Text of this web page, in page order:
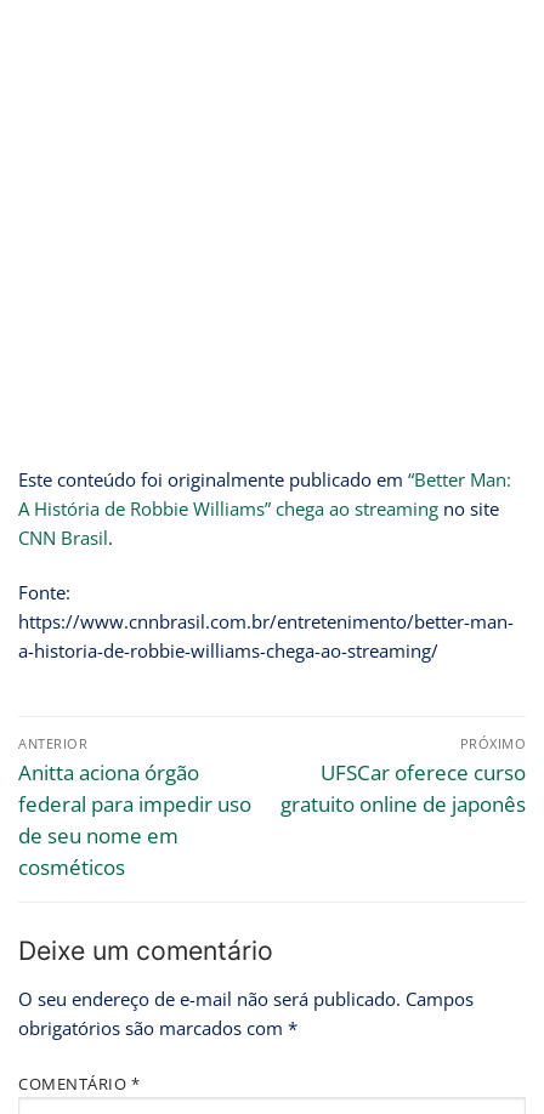
Este conteúdo foi originalmente publicado em “Better Man:
A História de Robbie Williams” chega ao streaming no site
CNN Brasil.
Fonte:
https://www.cnnbrasil.com.br/entretenimento/better-man-
a-historia-de-robbie-williams-chega-ao-streaming/
ANTERIOR
Anitta aciona órgão
federal para impedir uso
de seu nome em
cosméticos
PRÓXIMO
UFSCar oferece curso
gratuito online de japonês
Deixe um comentário
O seu endereço de e-mail não será publicado. Campos
obrigatórios são marcados com *
COMENTÁRIO *